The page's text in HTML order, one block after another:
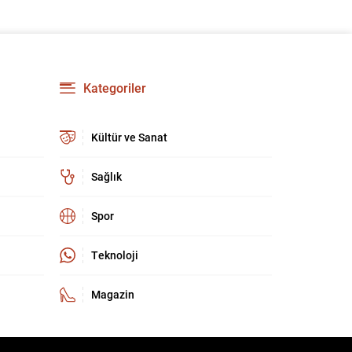
Kategoriler
Kültür ve Sanat
Sağlık
Spor
Teknoloji
Magazin